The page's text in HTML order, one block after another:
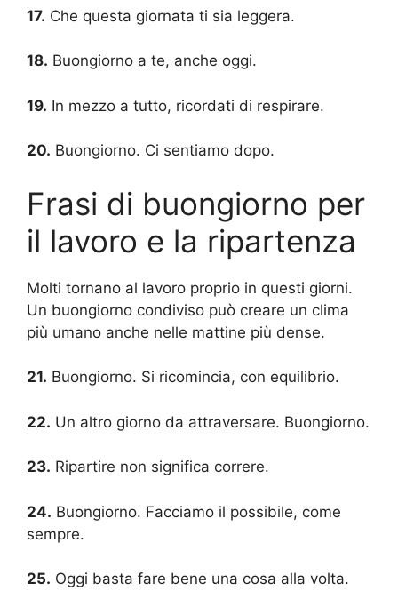
17. Che questa giornata ti sia leggera.
18. Buongiorno a te, anche oggi.
19. In mezzo a tutto, ricordati di respirare.
20. Buongiorno. Ci sentiamo dopo.
Frasi di buongiorno per
il lavoro e la ripartenza
Molti tornano al lavoro proprio in questi giorni.
Un buongiorno condiviso può creare un clima
più umano anche nelle mattine più dense.
21. Buongiorno. Si ricomincia, con equilibrio.
22. Un altro giorno da attraversare. Buongiorno.
23. Ripartire non significa correre.
24. Buongiorno. Facciamo il possibile, come
sempre.
25. Oggi basta fare bene una cosa alla volta.